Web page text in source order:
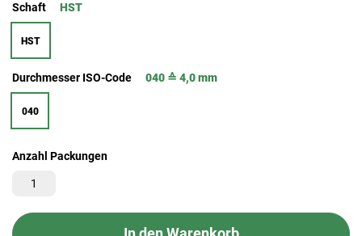
Schaft HST
HST
Durchmesser ISO-Code 040 ≙ 4,0 mm
040
Anzahl Packungen